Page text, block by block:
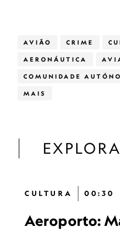
AVIÃO CRIME
AERONÁUTICA
COMUNIDADE
MAIS
CULTURA 00:30
Aeroporto: